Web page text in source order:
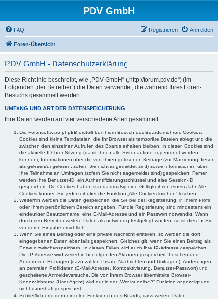
PDV GmbH
FAQ Anmelden
Registrieren
Foren-Übersicht
PDV GmbH - Datenschutzerklärung
Diese Richtlinie beschreibt, wie „PDV GmbH“ („http://forum.pdv.de“) (im
Folgenden „der Betreiber“) die Daten verwendet, die während Ihres Foren-
Besuchs gesammelt werden.
UMFANG UND ART DER DATENSPEICHERUNG
Ihre Daten werden auf vier verschiedene Arten gesammelt:
Die Forensoftware phpBB erstellt bei Ihrem Besuch des Boards mehrere Cookies.
Cookies sind kleine Textdateien, die Ihr Browser als temporäre Dateien ablegt und die
zwischen den einzelnen Aufrufen des Boards erhalten bleiben. In diesen Cookies sind
die aktuelle ID Ihrer Sitzung (damit Ihnen alle Seitenaufrufe zugeordnet werden
können), Informationen über die von Ihnen gelesenen Beiträge (zur Markierung dieser
als gelesen/ungelesen; sofern Sie nicht angemeldet sind) sowie Informationen über
Ihre Teilnahme an Umfragen (sofern Sie nicht angemeldet sind) gespeichert. Ferner
werden Ihre Benutzer-ID, ein Authentifizierungsschlüssel und eine Session-ID
gespeichert. Die Cookies haben standardmäßig eine Gültigkeit von einem Jahr. Alle
Cookies können Sie jederzeit über die Funktion „Alle Cookies löschen“ löschen.
Weiterhin werden die Daten gespeichert, die Sie bei der Registrierung, in Ihrem Profil
oder Ihrem persönlichem Bereich angeben. Für die Registrierung sind mindestens ein
eindeutiger Benutzername, eine E-Mail-Adresse und ein Passwort notwendig. Wenn
durch den Betreiber weitere Daten als notwendig festgelegt wurden, so ist dies für Sie
vor deren Eingabe ersichtlich.
Wenn Sie einen Beitrag oder eine private Nachricht erstellen, so werden die dort
eingegebenen Daten ebenfalls gespeichert. Gleiches gilt, wenn Sie einen Beitrag als
Entwurf zwischenspeichern. In diesen Fällen wird auch Ihre IP-Adresse gespeichert.
Die IP-Adresse wird weiterhin bei folgenden Aktionen gespeichert: Löschen und
Ändern von Beiträgen (dazu zählen Private Nachrichten und Umfragen), Änderungen
an zentralen Profildaten (E-Mail-Adresse, Kontoaktivierung, Benutzer-Passwort) und
gescheiterte Anmeldeversuche. Die von Ihrem Browser übermittelte Browser-
Kennzeichnung (User Agent) wird nur in der „Wer ist online?“-Funktion angezeigt und
nicht dauerhaft gespeichert.
Schließlich erfordern einzelne Funktionen des Boards, dass weitere Daten